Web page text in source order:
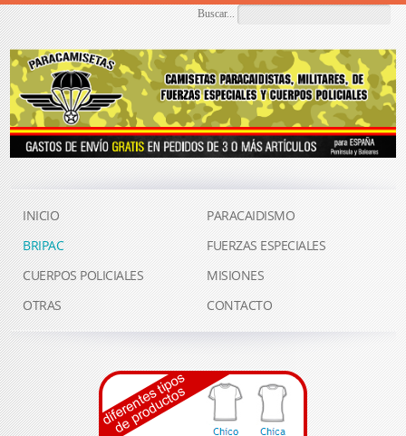
Buscar...
INICIO
PARACAIDISMO
BRIPAC
FUERZAS ESPECIALES
CUERPOS POLICIALES
MISIONES
OTRAS
CONTACTO